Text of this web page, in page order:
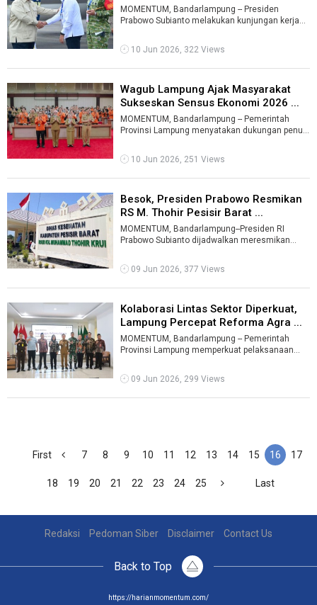
MOMENTUM, Bandarlampung -- Presiden
Prabowo Subianto melakukan kunjungan kerja
10 Jun 2026, 322 Views
Wagub Lampung Ajak Masyarakat
Sukseskan Sensus Ekonomi 2026 ...
MOMENTUM, Bandarlampung -- Pemerintah
Provinsi Lampung menyatakan dukungan penuh
yan ...
10 Jun 2026, 251 Views
Besok, Presiden Prabowo Resmikan
RS M. Thohir Pesisir Barat ...
MOMENTUM, Bandarlampung--Presiden RI
Prabowo Subianto dijadwalkan meresmikan
...
09 Jun 2026, 377 Views
Kolaborasi Lintas Sektor Diperkuat,
Lampung Percepat Reforma Agra ...
MOMENTUM, Bandarlampung -- Pemerintah
Provinsi Lampung memperkuat pelaksanaan
kepe ...
09 Jun 2026, 299 Views
First 7 8 9 10 11 12 13 14 15 16 17
18 19 20 21 22 23 24 25 Last
Redaksi Pedoman Siber Disclaimer Contact Us
Back to Top
https://harianmomentum.com/